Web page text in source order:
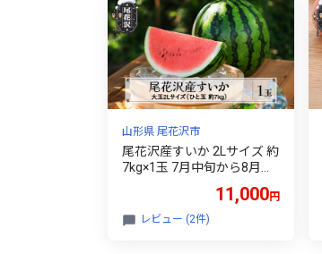
山形県 尾花沢市
尾花沢産すいか 2Lサイズ 約
7kg×1玉 7月中旬から8月中
産 すいか スイカ 西瓜 フル
ーツ 果物 産地直送 農産加
11,000円
レビュー (2件)